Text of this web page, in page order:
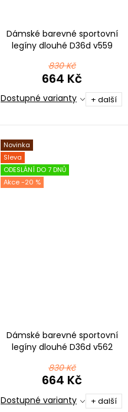
Dámské barevné sportovní
legíny dlouhé D36d v559
830 Kč
664 Kč
Dostupné varianty + další
Novinka
Sleva
ODESLÁNÍ DO 7 DNŮ
-20 %
Dámské barevné sportovní
legíny dlouhé D36d v562
830 Kč
664 Kč
Dostupné varianty + další